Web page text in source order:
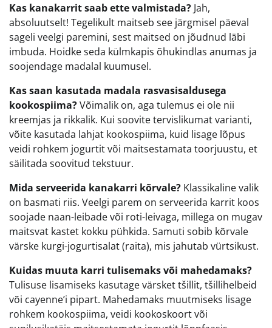
Kas kanakarrit saab ette valmistada? Jah,
absoluutselt! Tegelikult maitseb see järgmisel päeval
sageli veelgi paremini, sest maitsed on jõudnud läbi
imbuda. Hoidke seda külmkapis õhukindlas anumas ja
soojendage madalal kuumusel.
Kas saan kasutada madala rasvasisaldusega
kookospiima?Võimalik on, aga tulemus ei ole nii
kreemjas ja rikkalik. Kui soovite tervislikumat varianti,
võite kasutada lahjat kookospiima, kuid lisage lõpus
veidi rohkem jogurtit või maitsestamata toorjuustu, et
säilitada soovitud tekstuur.
Mida serveerida kanakarri kõrvale? Klassikaline valik
on basmati riis. Veelgi parem on serveerida karrit koos
soojade naan-leibade või roti-leivaga, millega on mugav
maitsvat kastet kokku pühkida. Samuti sobib kõrvale
värske kurgi-jogurtisalat (raita), mis jahutab vürtsikust.
Kuidas muuta karri tulisemaks või mahedamaks?
Tulisuse lisamiseks kasutage värsket tšillit, tšillihelbeid
või cayenne’i pipart. Mahedamaks muutmiseks lisage
rohkem kookospiima, veidi kookoskoort või